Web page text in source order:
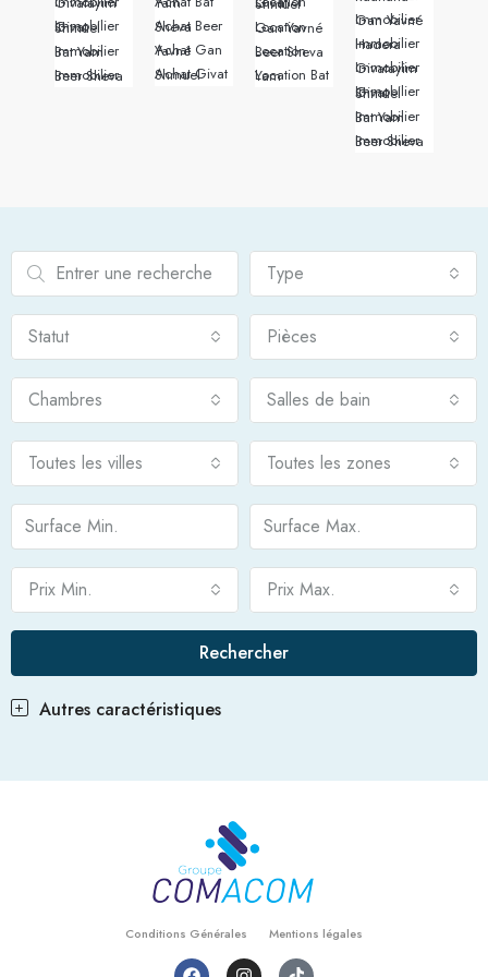
Immobilier Givat Shmuel
Immobilier Bat Yam
Immobilier Beer Sheva
Achat Beer Sheva
Achat Gan Yavné
Achat Givat Shmuel
Location Gan Yavné
Location Beer Sheva
Location Bat Yam
Immobilier Gan Yavné
Immobilier Hadera
Immobilier Givatayim
Immobilier Givat Shmuel
Immobilier Bat Yam
Immobilier Beer Sheva
Type
Statut Pièces
Chambres Salles de bain
Toutes les villes Toutes les zones
Prix Min. Prix Max.
Rechercher
Autres caractéristiques
Conditions Générales Mentions légales